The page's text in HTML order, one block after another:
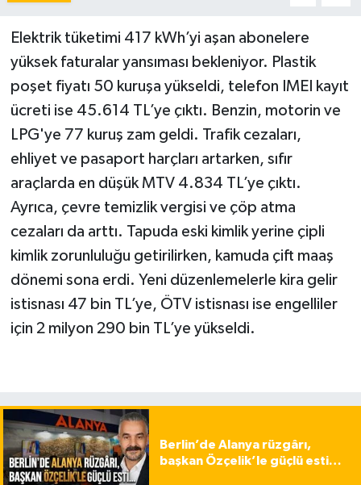
Elektrik tüketimi 417 kWh’yi aşan abonelere
yüksek faturalar yansıması bekleniyor. Plastik
poşet fiyatı 50 kuruşa yükseldi, telefon IMEI kayıt
ücreti ise 45.614 TL’ye çıktı. Benzin, motorin ve
LPG'ye 77 kuruş zam geldi. Trafik cezaları,
ehliyet ve pasaport harçları artarken, sıfır
araçlarda en düşük MTV 4.834 TL’ye çıktı.
Ayrıca, çevre temizlik vergisi ve çöp atma
cezaları da arttı. Tapuda eski kimlik yerine çipli
kimlik zorunluluğu getirilirken, kamuda çift maaş
dönemi sona erdi. Yeni düzenlemelerle kira gelir
istisnası 47 bin TL’ye, ÖTV istisnası ise engelliler
için 2 milyon 290 bin TL’ye yükseldi.
Berlin’de Alanya rüzgârı,
başkan Özçelik’le güçlü esti…